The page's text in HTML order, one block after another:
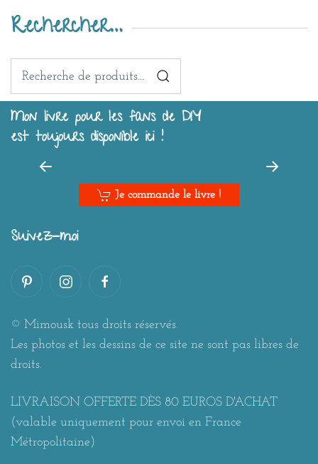
Rechercher…
Recherche
Mon livre pour les fans de DIY
est toujours disponible ici !
Je commande le livre !
Suivez-moi
© Mimousk tous droits réservés.
Les photos et les dessins de ce site ne sont pas libres de
droits.
LIVRAISON OFFERTE DÈS 80 EUROS D'ACHAT
(valable uniquement pour envoi en France
Métropolitaine)